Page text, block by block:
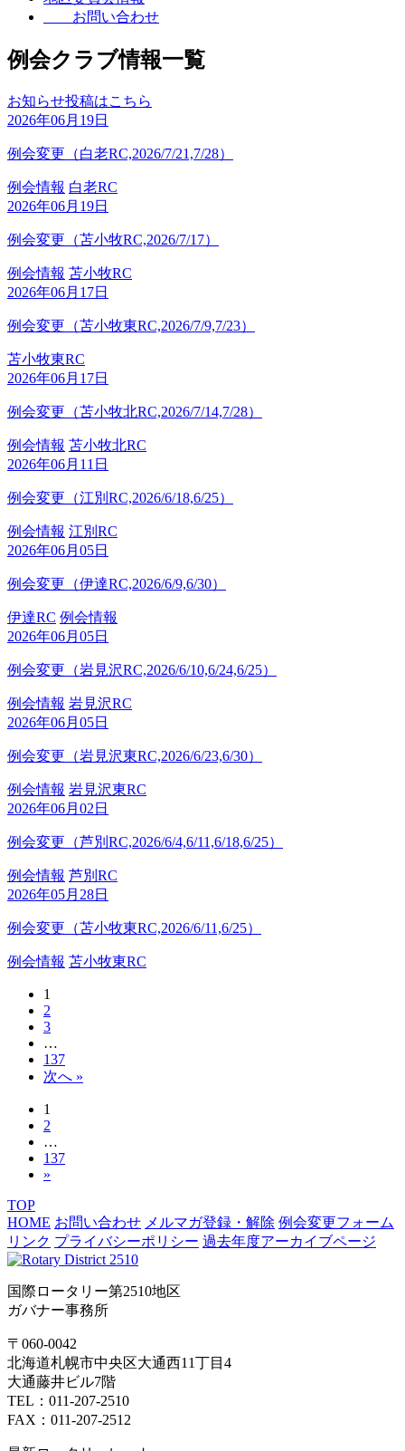
お問い合わせ
例会クラブ情報一覧
お知らせ投稿はこちら
2026年06月19日
例会変更（白老RC,2026/7/21,7/28）
例会情報 白老RC
2026年06月19日
例会変更（苫小牧RC,2026/7/17）
例会情報 苫小牧RC
2026年06月17日
例会変更（苫小牧東RC,2026/7/9,7/23）
苫小牧東RC
2026年06月17日
例会変更（苫小牧北RC,2026/7/14,7/28）
例会情報 苫小牧北RC
2026年06月11日
例会変更（江別RC,2026/6/18,6/25）
例会情報 江別RC
2026年06月05日
例会変更（伊達RC,2026/6/9,6/30）
伊達RC 例会情報
2026年06月05日
例会変更（岩見沢RC,2026/6/10,6/24,6/25）
例会情報 岩見沢RC
2026年06月05日
例会変更（岩見沢東RC,2026/6/23,6/30）
例会情報 岩見沢東RC
2026年06月02日
例会変更（芦別RC,2026/6/4,6/11,6/18,6/25）
例会情報 芦別RC
2026年05月28日
例会変更（苫小牧東RC,2026/6/11,6/25）
例会情報 苫小牧東RC
1
2
3
…
137
次へ »
1
2
…
137
»
TOP
HOME お問い合わせ メルマガ登録・解除 例会変更フォーム
リンク プライバシーポリシー 過去年度アーカイブページ
国際ロータリー第2510地区
ガバナー事務所
〒060-0042
北海道札幌市中央区大通西11丁目4
大通藤井ビル7階
TEL：011-207-2510
FAX：011-207-2512